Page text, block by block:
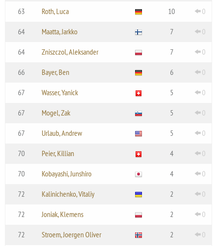
63 Roth, Luca 10 0
64 Maatta, Jarkko 7 0
64 Zniszczol, Aleksander 7 0
66 Bayer, Ben 6 0
67 Wasser, Yanick 5 0
67 Mogel, Zak 5 0
67 Urlaub, Andrew 5 0
70 Peier, Killian 4 0
70 Kobayashi, Junshiro 4 0
72 Kalinichenko, Vitaliy 2 0
72 Joniak, Klemens 2 0
72 Stroem, Joergen Oliver 2 0